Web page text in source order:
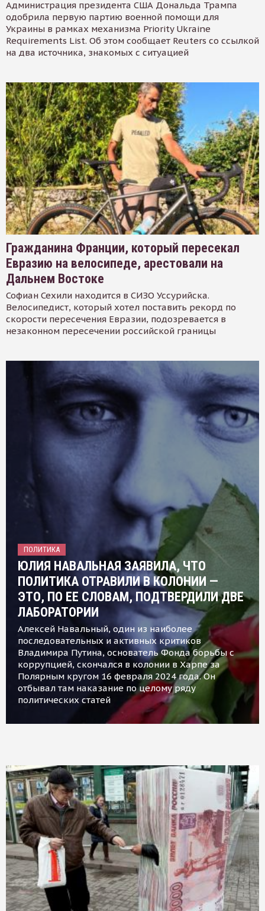
Администрация президента США Дональда Трампа
одобрила первую партию военной помощи для
Украины в рамках механизма Priority Ukraine
Requirements List. Об этом сообщает Reuters со ссылкой
на два источника, знакомых с ситуацией
Гражданина Франции, который пересекал
Евразию на велосипеде, арестовали на
Дальнем Востоке
Софиан Сехили находится в СИЗО Уссурийска.
Велосипедист, который хотел поставить рекорд по
скорости пересечения Евразии, подозревается в
незаконном пересечении российской границы
ПОЛИТИКА
ЮЛИЯ НАВАЛЬНАЯ ЗАЯВИЛА, ЧТО
ПОЛИТИКА ОТРАВИЛИ В КОЛОНИИ —
ЭТО, ПО ЕЕ СЛОВАМ, ПОДТВЕРДИЛИ ДВЕ
ЛАБОРАТОРИИ
Алексей Навальный, один из наиболее
последовательных и активных критиков
Владимира Путина, основатель Фонда борьбы с
коррупцией, скончался в колонии в Харпе за
Полярным кругом 16 февраля 2024 года. Он
отбывал там наказание по целому ряду
политических статей